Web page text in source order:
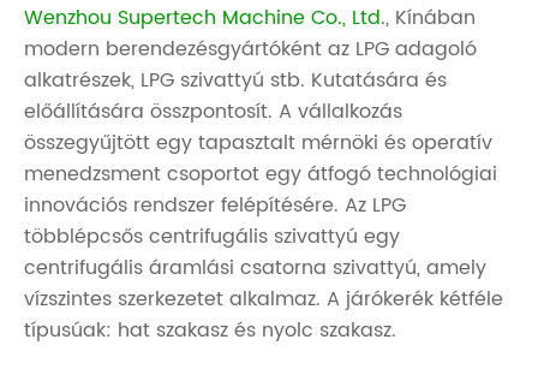
Wenzhou Supertech Machine Co., Ltd., Kínában
modern berendezésgyártóként az LPG adagoló
alkatrészek, LPG szivattyú stb. Kutatására és
előállítására összpontosít. A vállalkozás
összegyűjtött egy tapasztalt mérnöki és operatív
menedzsment csoportot egy átfogó technológiai
innovációs rendszer felépítésére. Az LPG
többlépcsős centrifugális szivattyú egy
centrifugális áramlási csatorna szivattyú, amely
vízszintes szerkezetet alkalmaz. A járókerék kétféle
típusúak: hat szakasz és nyolc szakasz.